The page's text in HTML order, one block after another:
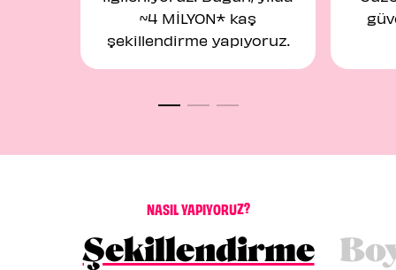
~4 MİLYON* kaş
şekillendirme yapıyoruz.
NASILYAPIYORUZ?
Şekillendirme